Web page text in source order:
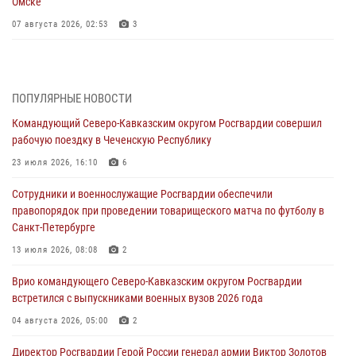
07 августа 2026, 02:53 3
В Нижнем Новгороде состоялось Всероссийское совещание-
семинар по вопросам развития вневедомственной охраны
06 августа 2026, 14:47 10 1
В Брянске сотрудники и военнослужащие Росгвардии почтили
память Героя России Олега Визнюка
В кинологическом центре Уральского округа Росгвардии почтили
память товарищей, погибших при исполнении воинского долга
ПОПУЛЯРНЫЕ НОВОСТИ
Командующий Северо-Кавказским округом Росгвардии совершил
рабочую поездку в Чеченскую Республику
23 июля 2026, 16:10 6
Сотрудники и военнослужащие Росгвардии обеспечили
правопорядок при проведении товарищеского матча по футболу в
Санкт-Петербурге
13 июля 2026, 08:08 2
Врио командующего Северо-Кавказским округом Росгвардии
встретился с выпускниками военных вузов 2026 года
04 августа 2026, 05:00 2
Директор Росгвардии Герой России генерал армии Виктор Золотов